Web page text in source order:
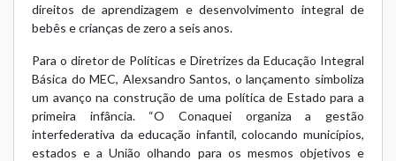
direitos de aprendizagem e desenvolvimento integral de
bebês e crianças de zero a seis anos.
Para o diretor de Políticas e Diretrizes da Educação Integral
Básica do MEC, Alexsandro Santos, o lançamento simboliza
um avanço na construção de uma política de Estado para a
primeira infância. “O Conaquei organiza a gestão
interfederativa da educação infantil, colocando municípios,
estados e a União olhando para os mesmos objetivos e